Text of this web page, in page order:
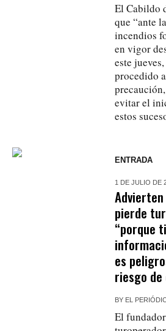
El Cabildo
que “ante
incendios
en vigor
este
procedido
evitar el
estos
ENTRADA
1 DE JULIO DE
Advierten
pierde
“porque
es
riesgo de
BY EL
El